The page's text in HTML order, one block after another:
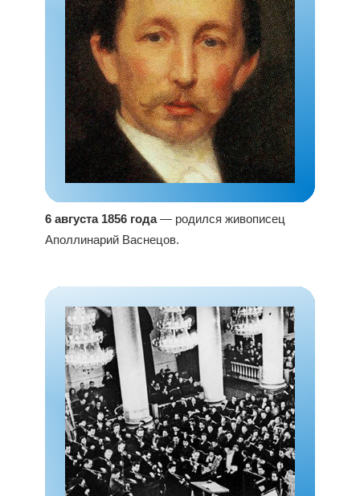
6 августа 1856 года— родился живописец
Аполлинарий Васнецов.